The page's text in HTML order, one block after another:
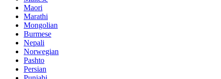
Maori
Marathi
Mongolian
Burmese
Nepali
Norwegian
Pashto
Persian